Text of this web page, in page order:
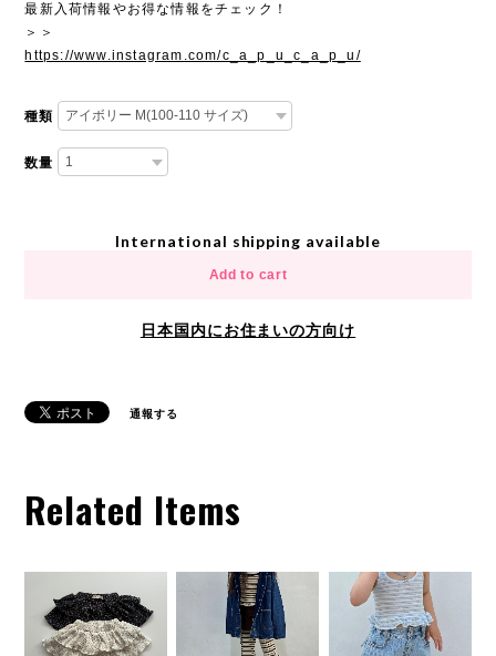
最新入荷情報やお得な情報をチェック！
＞＞
https://www.instagram.com/c_a_p_u_c_a_p_u/
種類
数量
International shipping available
Add to cart
日本国内にお住まいの方向け
通報する
Related Items